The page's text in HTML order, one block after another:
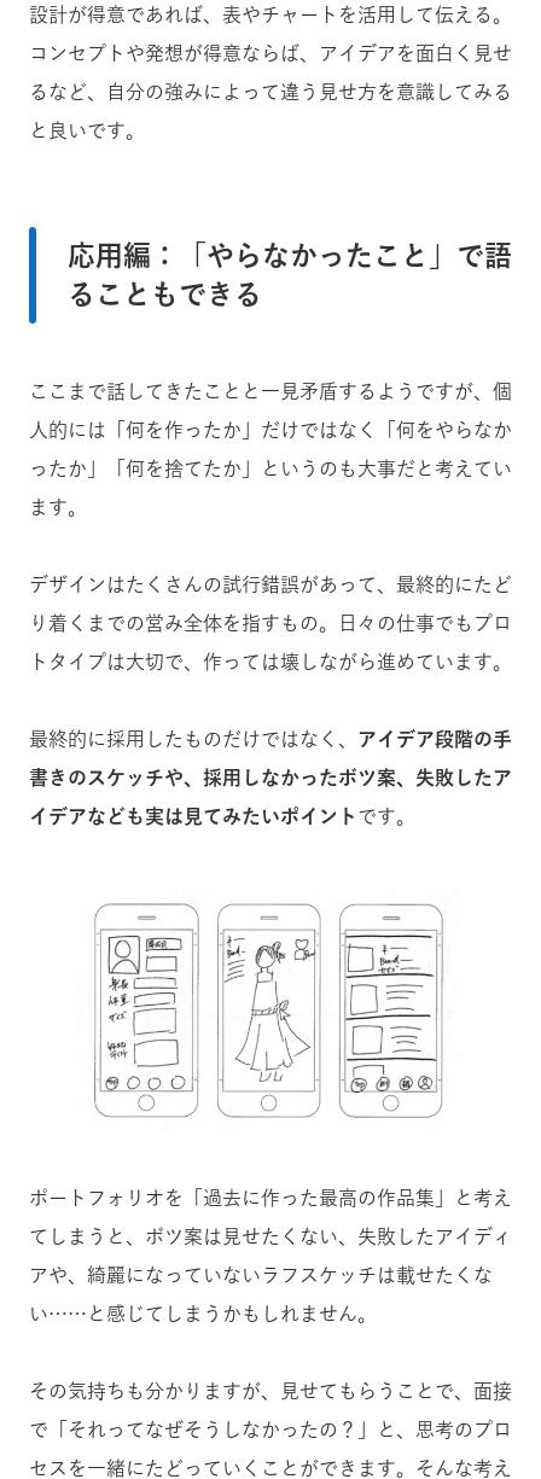
設計が得意であれば、表やチャートを活用して伝える。
コンセプトや発想が得意ならば、アイデアを面白く見せ
るなど、自分の強みによって違う見せ方を意識してみる
と良いです。
応用編：「やらなかったこと」で語
ることもできる
ここまで話してきたことと一見矛盾するようですが、個
人的には「何を作ったか」だけではなく「何をやらなか
ったか」「何を捨てたか」というのも大事だと考えてい
ます。
デザインはたくさんの試行錯誤があって、最終的にたど
り着くまでの営み全体を指すもの。日々の仕事でもプロ
トタイプは大切で、作っては壊しながら進めています。
最終的に採用したものだけではなく、 アイデア段階の手
書きのスケッチや、採用しなかったボツ案、失敗したア
イデアなども実は見てみたいポイント です。
ポートフォリオを「過去に作った最高の作品集」と考え
てしまうと、ボツ案は見せたくない、失敗したアイディ
アや、綺麗になっていないラフスケッチは載せたくな
い……と感じてしまうかもしれません。
その気持ちも分かりますが、見せてもらうことで、面接
で「それってなぜそうしなかったの？」と、思考のプロ
セスを一緒にたどっていくことができます。そんな考え